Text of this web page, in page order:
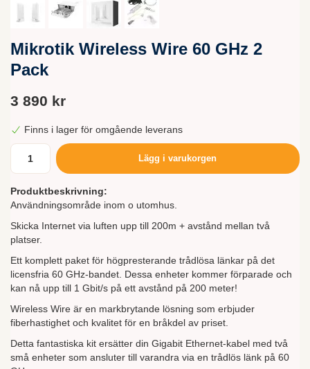
Mikrotik Wireless Wire 60 GHz 2
Pack
3 890 kr
Finns i lager för omgående leverans
Lägg i varukorgen
Produktbeskrivning:
Användningsområde inom o utomhus.
Skicka Internet via luften upp till 200m + avstånd mellan två
platser.
Ett komplett paket för högpresterande trådlösa länkar på det
licensfria 60 GHz-bandet. Dessa enheter kommer förparade och
kan nå upp till 1 Gbit/s på ett avstånd på 200 meter!
Wireless Wire är en markbrytande lösning som erbjuder
fiberhastighet och kvalitet för en bråkdel av priset.
Detta fantastiska kit ersätter din Gigabit Ethernet-kabel med två
små enheter som ansluter till varandra via en trådlös länk på 60